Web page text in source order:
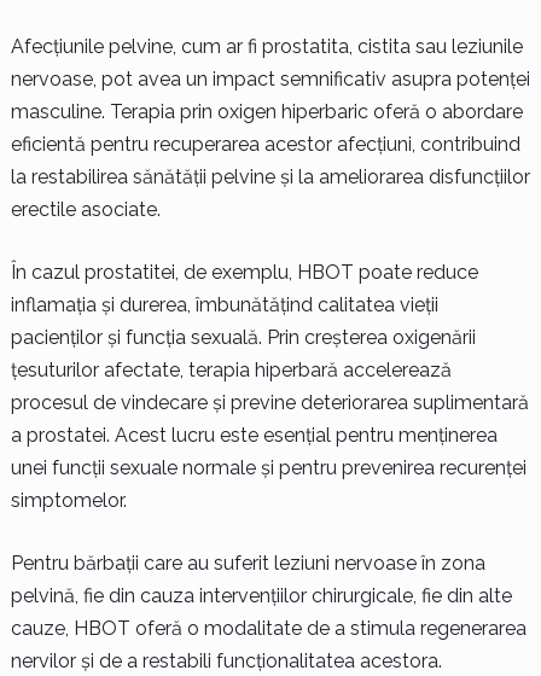
Afecțiunile pelvine, cum ar fi prostatita, cistita sau leziunile
nervoase, pot avea un impact semnificativ asupra potenței
masculine. Terapia prin oxigen hiperbaric oferă o abordare
eficientă pentru recuperarea acestor afecțiuni, contribuind
la restabilirea sănătății pelvine și la ameliorarea disfuncțiilor
erectile asociate.
În cazul prostatitei, de exemplu, HBOT poate reduce
inflamația și durerea, îmbunătățind calitatea vieții
pacienților și funcția sexuală. Prin creșterea oxigenării
țesuturilor afectate, terapia hiperbară accelerează
procesul de vindecare și previne deteriorarea suplimentară
a prostatei. Acest lucru este esențial pentru menținerea
unei funcții sexuale normale și pentru prevenirea recurenței
simptomelor.
Pentru bărbații care au suferit leziuni nervoase în zona
pelvină, fie din cauza intervențiilor chirurgicale, fie din alte
cauze, HBOT oferă o modalitate de a stimula regenerarea
nervilor și de a restabili funcționalitatea acestora.